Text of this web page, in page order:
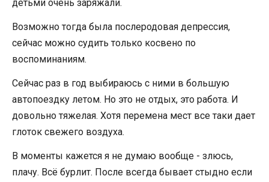
детьми очень заряжали.
Возможно тогда была послеродовая депрессия,
сейчас можно судить только косвено по
воспоминаниям.
Сейчас раз в год выбираюсь с ними в большую
автопоездку летом. Но это не отдых, это работа. И
довольно тяжелая. Хотя перемена мест все таки дает
глоток свежего воздуха.
В моменты кажется я не думаю вообще - злюсь,
плачу. Всё бурлит. После всегда бывает стыдно если